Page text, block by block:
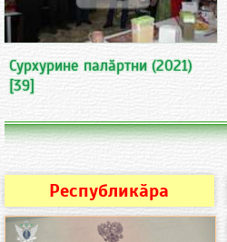
Сурхурине палӑртни (2021)
[39]
Республикӑра